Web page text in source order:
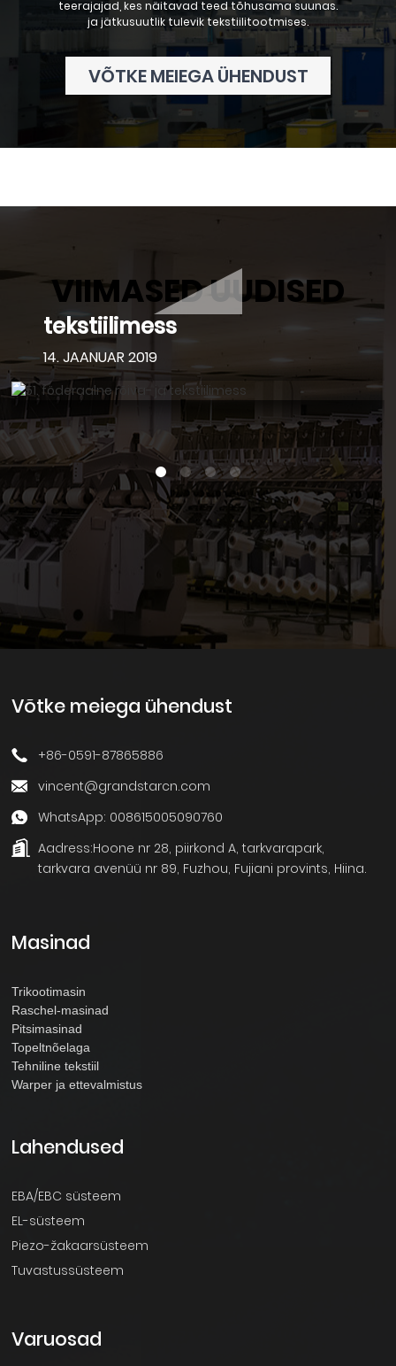
teerajajad, kes näitavad teed tõhusama suunas.
ja jätkusuutlik tulevik tekstiilitootmises.
VÕTKE MEIEGA ÜHENDUST
VIIMASED UUDISED
51. föderaalne rõiva- ja
tekstiilimess
14. JAANUAR 2019
Võtke meiega ühendust
+86-0591-87865886
vincent@grandstarcn.com
WhatsApp: 008615005090760
Aadress:Hoone nr 28, piirkond A, tarkvarapark,
tarkvara avenüü nr 89, Fuzhou, Fujiani provints, Hiina.
Masinad
Trikootimasin
Raschel-masinad
Pitsimasinad
Topeltnõelaga
Tehniline tekstiil
Warper ja ettevalmistus
Lahendused
EBA/EBC süsteem
EL-süsteem
Piezo-žakaarsüsteem
Tuvastussüsteem
Varuosad